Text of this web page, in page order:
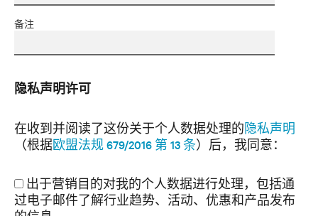
备注
隐私声明许可
在收到并阅读了这份关于个人数据处理的隐私声明
（根据欧盟法规 679/2016 第 13 条）后，我同意：
出于营销目的对我的个人数据进行处理，包括通
过电子邮件了解行业趋势、活动、优惠和产品发布